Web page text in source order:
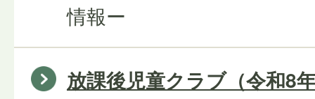
情報ー
放課後児童クラブ（令和8